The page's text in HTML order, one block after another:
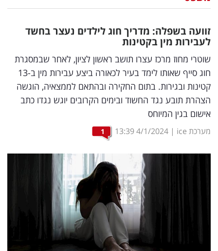
דיגיטל
וטק
שיווק
ופרסום
משפט
ומחקרים
זוועה בשפלה: מדריך חוג לילדים נעצר בחשד
לעבירות מין בקטינות
שוטרי מחוז מרכז עצרו תושב ראשון לציון, לאחר שבמסגרת
חוג סייף שאותו לימד בעיר לכאורה ביצע עבירות מין ב-13
קטינות ובגירות. בתום החקירה ובהתאם לממצאיה, הוגשה
הצהרת תובע נגד החשוד ובימים הקרובים יוגש נגדו כתב
אישום בגין המיוחס
מערכת ice |
4/1/2024
13:39
1